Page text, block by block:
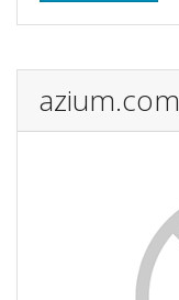
azium.com